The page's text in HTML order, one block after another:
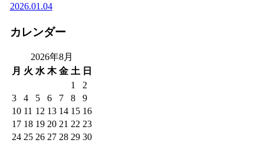
2026.01.04
カレンダー
2026年8月
月 火 水 木 金 土 日
1
2
3
4 5 6 7 8
9
10 11 12 13 14 15 16
17 18 19 20 21 22 23
24 25 26 27 28 29 30